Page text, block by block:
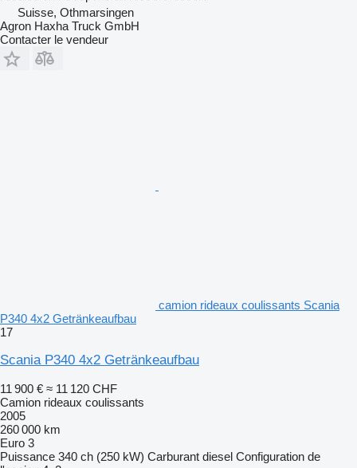
Suisse, Othmarsingen
Agron Haxha Truck GmbH
Contacter le vendeur
camion rideaux coulissants Scania
P340 4x2 Getränkeaufbau
17
Scania P340 4x2 Getränkeaufbau
11 900 € ≈ 11 120 CHF
Camion rideaux coulissants
2005
260 000 km
Euro 3
Puissance 340 ch (250 kW) Carburant diesel Configuration de